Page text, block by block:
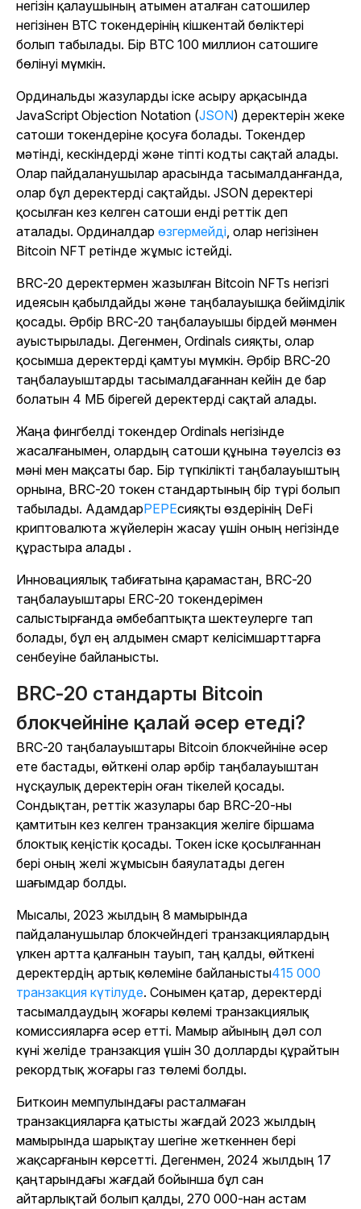
негізін қалаушының атымен аталған сатошилер
негізінен BTC токендерінің кішкентай бөліктері
болып табылады. Бір BTC 100 миллион сатошиге
бөлінуі мүмкін.
Ординальды жазуларды іске асыру арқасында
JavaScript Objection Notation (JSON) деректерін жеке
сатоши токендеріне қосуға болады. Токендер
мәтінді, кескіндерді және тіпті кодты сақтай алады.
Олар пайдаланушылар арасында тасымалданғанда,
олар бұл деректерді сақтайды. JSON деректері
қосылған кез келген сатоши енді реттік деп
аталады. Ординалдар өзгермейді, олар негізінен
Bitcoin NFT ретінде жұмыс істейді.
BRC-20 деректермен жазылған Bitcoin NFTs негізгі
идеясын қабылдайды және таңбалауышқа бейімділік
қосады. Әрбір BRC-20 таңбалауышы бірдей мәнмен
ауыстырылады. Дегенмен, Ordinals сияқты, олар
қосымша деректерді қамтуы мүмкін. Әрбір BRC-20
таңбалауыштарды тасымалдағаннан кейін де бар
болатын 4 МБ бірегей деректерді сақтай алады.
Жаңа фингбелді токендер Ordinals негізінде
жасалғанымен, олардың сатоши құнына тәуелсіз өз
мәні мен мақсаты бар. Бір түпкілікті таңбалауыштың
орнына, BRC-20 токен стандартының бір түрі болып
табылады. АдамдарPEPEсияқты өздерінің DeFi
криптовалюта жүйелерін жасау үшін оның негізінде
құрастыра алады .
Инновациялық табиғатына қарамастан, BRC-20
таңбалауыштары ERC-20 токендерімен
салыстырғанда әмбебаптықта шектеулерге тап
болады, бұл ең алдымен смарт келісімшарттарға
сенбеуіне байланысты.
BRC-20 стандарты Bitcoin
блокчейніне қалай әсер етеді?
BRC-20 таңбалауыштары Bitcoin блокчейніне әсер
ете бастады, өйткені олар әрбір таңбалауыштан
нұсқаулық деректерін оған тікелей қосады.
Сондықтан, реттік жазулары бар BRC-20-ны
қамтитын кез келген транзакция желіге біршама
блоктық кеңістік қосады. Токен іске қосылғаннан
бері оның желі жұмысын баяулатады деген
шағымдар болды.
Мысалы, 2023 жылдың 8 мамырында
пайдаланушылар блокчейндегі транзакциялардың
үлкен артта қалғанын тауып, таң қалды, өйткені
деректердің артық көлеміне байланысты415 000
транзакция күтілуде. Сонымен қатар, деректерді
тасымалдаудың жоғары көлемі транзакциялық
комиссияларға әсер етті. Мамыр айының дәл сол
күні желіде транзакция үшін 30 долларды құрайтын
рекордтық жоғары газ төлемі болды.
Биткоин мемпулындағы расталмаған
транзакцияларға қатысты жағдай 2023 жылдың
мамырында шарықтау шегіне жеткеннен бері
жақсарғанын көрсетті. Дегенмен, 2024 жылдың 17
қаңтарындағы жағдай бойынша бұл сан
айтарлықтай болып қалды, 270 000-нан астам